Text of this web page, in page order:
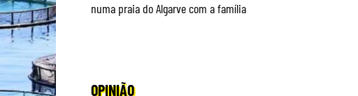
numa praia do Algarve com a família
OPINIÃO